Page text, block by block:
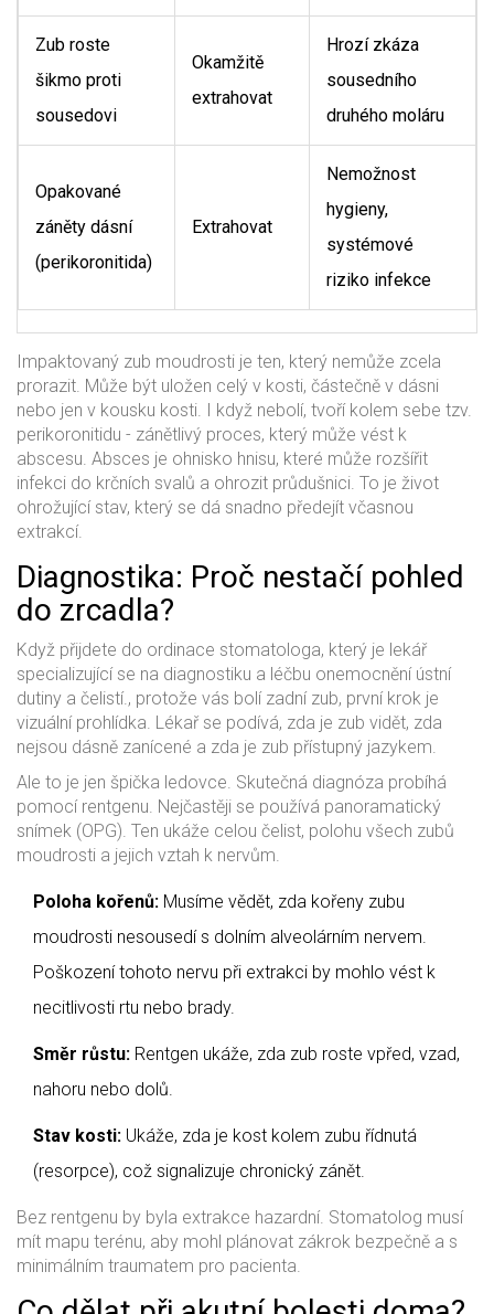
Zub roste
šikmo proti
sousedovi
Okamžitě
extrahovat
Hrozí zkáza
sousedního
druhého moláru
Opakované
záněty dásní
(perikoronitida)
Extrahovat
Nemožnost
hygieny,
systémové
riziko infekce
Impaktovaný zub moudrosti je ten, který nemůže zcela
prorazit. Může být uložen celý v kosti, částečně v dásni
nebo jen v kousku kosti. I když nebolí, tvoří kolem sebe tzv.
perikoronitidu - zánětlivý proces, který může vést k
abscesu. Absces je ohnisko hnisu, které může rozšířit
infekci do krčních svalů a ohrozit průdušnici. To je život
ohrožující stav, který se dá snadno předejít včasnou
extrakcí.
Diagnostika: Proč nestačí pohled
do zrcadla?
Když přijdete do ordinace stomatologa, který je lekář
specializující se na diagnostiku a léčbu onemocnění ústní
dutiny a čelistí., protože vás bolí zadní zub, první krok je
vizuální prohlídka. Lékař se podívá, zda je zub vidět, zda
nejsou dásně zanícené a zda je zub přístupný jazykem.
Ale to je jen špička ledovce. Skutečná diagnóza probíhá
pomocí rentgenu. Nejčastěji se používá panoramatický
snímek (OPG). Ten ukáže celou čelist, polohu všech zubů
moudrosti a jejich vztah k nervům.
Poloha kořenů: Musíme vědět, zda kořeny zubu
moudrosti nesousedí s dolním alveolárním nervem.
Poškození tohoto nervu při extrakci by mohlo vést k
necitlivosti rtu nebo brady.
Směr růstu: Rentgen ukáže, zda zub roste vpřed, vzad,
nahoru nebo dolů.
Stav kosti: Ukáže, zda je kost kolem zubu řídnutá
(resorpce), což signalizuje chronický zánět.
Bez rentgenu by byla extrakce hazardní. Stomatolog musí
mít mapu terénu, aby mohl plánovat zákrok bezpečně a s
minimálním traumatem pro pacienta.